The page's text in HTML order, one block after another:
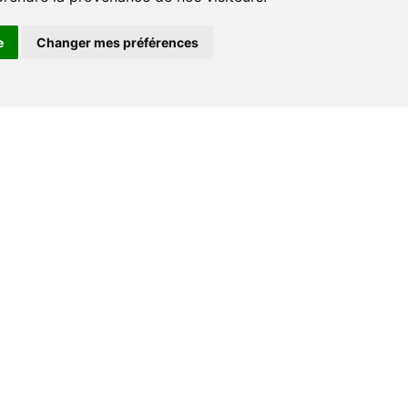
Changer mes préférences